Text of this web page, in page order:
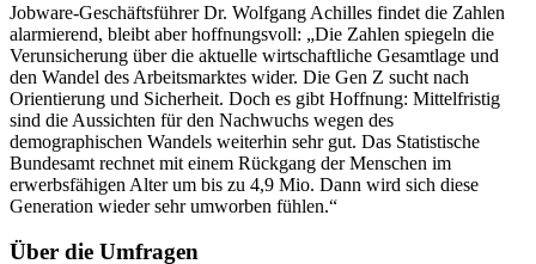
Jobware-Geschäftsführer Dr. Wolfgang Achilles findet die Zahlen
alarmierend, bleibt aber hoffnungsvoll: „Die Zahlen spiegeln die
Verunsicherung über die aktuelle wirtschaftliche Gesamtlage und
den Wandel des Arbeitsmarktes wider. Die Gen Z sucht nach
Orientierung und Sicherheit. Doch es gibt Hoffnung: Mittelfristig
sind die Aussichten für den Nachwuchs wegen des
demographischen Wandels weiterhin sehr gut. Das Statistische
Bundesamt rechnet mit einem Rückgang der Menschen im
erwerbsfähigen Alter um bis zu 4,9 Mio. Dann wird sich diese
Generation wieder sehr umworben fühlen.“
Über die Umfragen